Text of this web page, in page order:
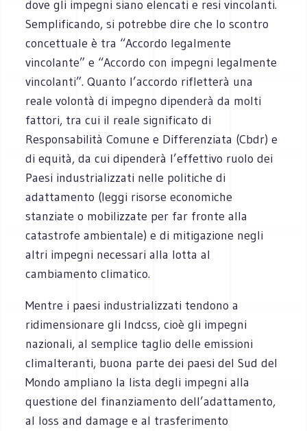
dove gli impegni siano elencati e resi vincolanti.
Semplificando, si potrebbe dire che lo scontro
concettuale è tra “Accordo legalmente
vincolante” e “Accordo con impegni legalmente
vincolanti”. Quanto l’accordo rifletterà una
reale volontà di impegno dipenderà da molti
fattori, tra cui il reale significato di
Responsabilità Comune e Differenziata (Cbdr) e
di equità, da cui dipenderà l’effettivo ruolo dei
Paesi industrializzati nelle politiche di
adattamento (leggi risorse economiche
stanziate o mobilizzate per far fronte alla
catastrofe ambientale) e di mitigazione negli
altri impegni necessari alla lotta al
cambiamento climatico.
Mentre i paesi industrializzati tendono a
ridimensionare gli Indcss, cioè gli impegni
nazionali, al semplice taglio delle emissioni
climalteranti, buona parte dei paesi del Sud del
Mondo ampliano la lista degli impegni alla
questione del finanziamento dell’adattamento,
al loss and damage e al trasferimento